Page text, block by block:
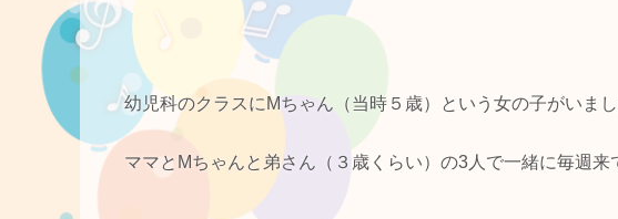
幼児科のクラスにMちゃん（当時５歳）という女の子がいまし
ママとMちゃんと弟さん（３歳くらい）の3人で一緒に毎週来